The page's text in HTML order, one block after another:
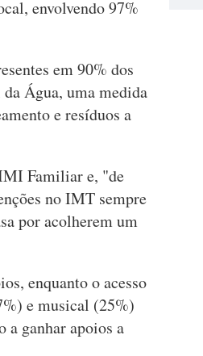
envolvendo 97%
em 90% dos
Água, uma medida
e resíduos a
Familiar e, "de
no IMT sempre
por acolherem um
enquanto o acesso
e musical (25%)
a ganhar apoios a